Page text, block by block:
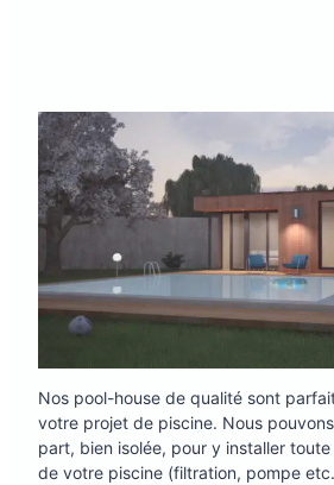
Nos pool-house de qualité sont
votre projet de piscine. Nous
part, bien isolée, pour y installer
de votre piscine (filtration, pompe